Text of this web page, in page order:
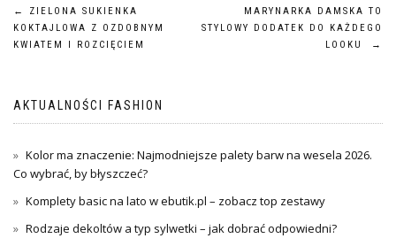
Nawigacja
wpisu
←
ZIELONA SUKIENKA
KOKTAJLOWA Z OZDOBNYM
KWIATEM I ROZCIĘCIEM
MARYNARKA DAMSKA TO
STYLOWY DODATEK DO KAŻDEGO
LOOKU
→
AKTUALNOŚCI FASHION
Kolor ma znaczenie: Najmodniejsze palety barw na wesela 2026.
Co wybrać, by błyszczeć?
Komplety basic na lato w ebutik.pl – zobacz top zestawy
Rodzaje dekoltów a typ sylwetki – jak dobrać odpowiedni?